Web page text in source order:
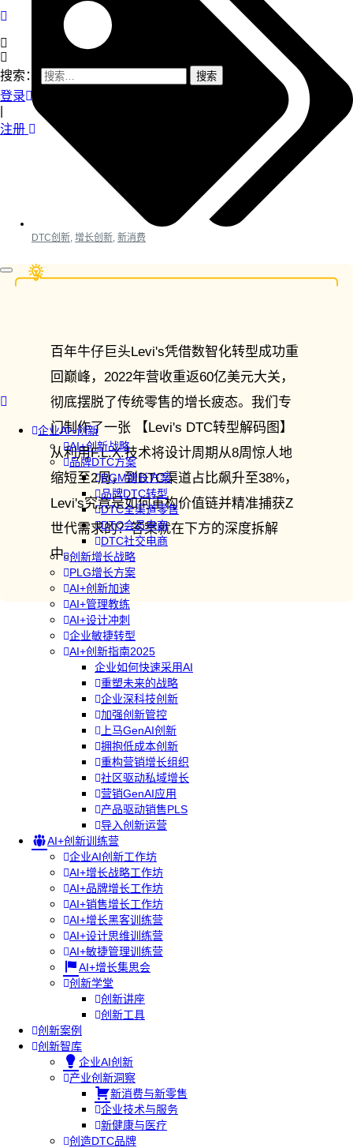
搜索：
登录
注册
企业AI+创新
AI+创新战略
品牌DTC方案
RGM增长方案
品牌DTC转型
DTC全渠道零售
DTC会员电商
DTC社交电商
创新增长战略
PLG增长方案
AI+创新加速
AI+管理教练
AI+设计冲刺
企业敏捷转型
AI+创新指南2025
企业如何快速采用AI
重塑未来的战略
企业深科技创新
加强创新管控
上马GenAI创新
拥抱低成本创新
重构营销增长组织
社区驱动私域增长
营销GenAI应用
产品驱动销售PLS
导入创新运营
AI+创新训练营
企业AI创新工作坊
AI+增长战略工作坊
AI+品牌增长工作坊
AI+销售增长工作坊
AI+增长黑客训练营
AI+设计思维训练营
AI+敏捷管理训练营
AI+增长集思会
创新学堂
创新讲座
创新工具
创新案例
创新智库
企业AI创新
产业创新洞察
新消费与新零售
企业技术与服务
新健康与医疗
创造DTC品牌
DTC创新 增长创新 新消费
百年牛仔巨头Levi's凭借数智化转型成功重
回巅峰，2022年营收重返60亿美元大关，
彻底摆脱了传统零售的增长疲态。我们专
门制作了一张 【Levi's DTC转型解码图】
从利用F.L.X.技术将设计周期从8周惊人地
缩短至2周，到DTC渠道占比飙升至38%，
Levi's究竟是如何重构价值链并精准捕获Z
世代需求的？答案就在下方的深度拆解
中。